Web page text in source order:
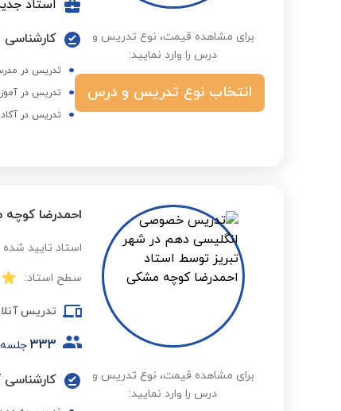
برای مشاهده قیمت، نوع تدریس و
درس را وارد نمایید:
انتخاب نوع تدریس و درس
استاد
کارشناسی
تدریس در
تدریس در
تدریس در
برای مشاهده قیمت، نوع تدریس و
درس را وارد نمایید:
احمدرضا
استاد تایید شده
سطح استاد:
تدریس
333
کارشناسی